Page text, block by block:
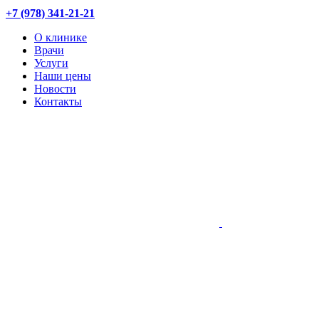
+7 (978) 341-21-21
О клинике
Врачи
Услуги
Наши цены
Новости
Контакты